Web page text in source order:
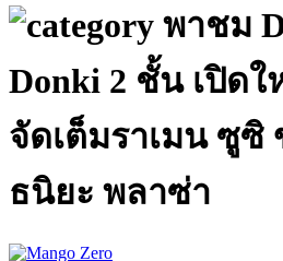
พาชม
Donki 2 ชั้น เปิด
จัดเต็มราเมน ซูซิ
ธนิยะ พลาซ่า